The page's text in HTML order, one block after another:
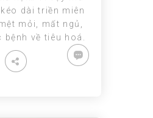
dài triền miên
mỏi, mất ngủ,
về tiêu hoá.